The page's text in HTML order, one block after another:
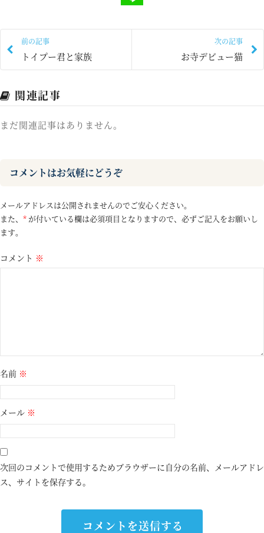
前の記事
トイプー君と家族
次の記事
お寺デビュー猫
関連記事
まだ関連記事はありません。
コメントはお気軽にどうぞ
メールアドレスは公開されませんのでご安心ください。
また、 * が付いている欄は必須項目となりますので、必ずご記入をお願いし
ます。
コメント ※
名前 ※
メール ※
次回のコメントで使用するためブラウザーに自分の名前、メールアドレ
ス、サイトを保存する。